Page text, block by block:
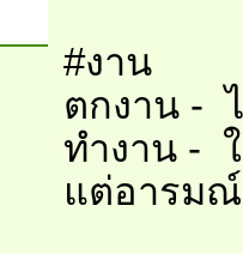
#งาน
ตกงาน -
ทำงาน -
แต่อารมณ์